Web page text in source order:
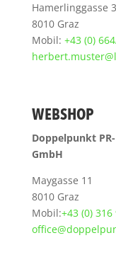
Hamerlinggasse 3
8010 Graz
Mobil: +43 (0)
WEBSHOP
Doppelpunkt
GmbH
Maygasse 11
8010 Graz
Mobil:+43 (0) 316